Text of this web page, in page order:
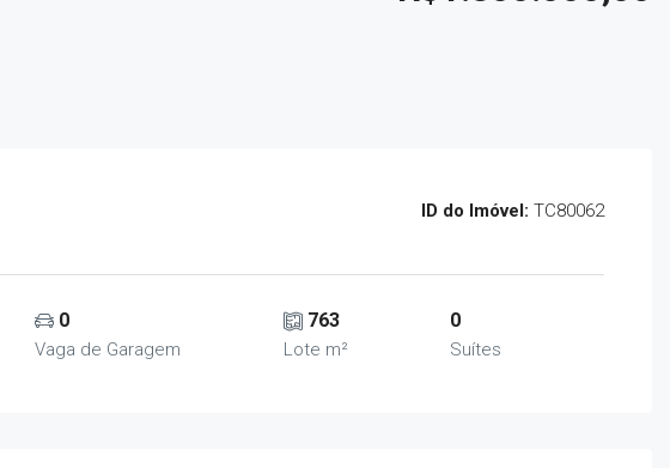
ID do Imóvel: TC80062
0
Vaga de Garagem
763
Lote m²
0
Suítes